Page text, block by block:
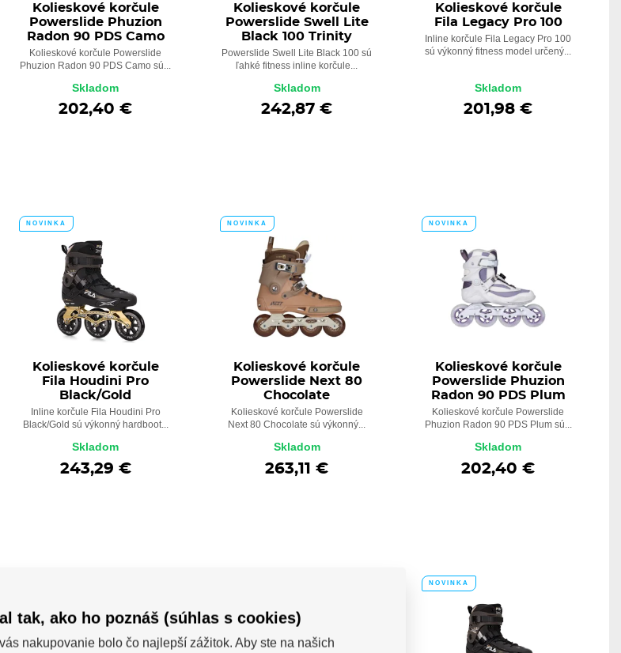
Kolieskové korčule
Powerslide Phuzion
Radon 90 PDS Camo
Kolieskové korčule Powerslide
Phuzion Radon 90 PDS Camo sú...
Skladom
202,40 €
Kolieskové korčule
Powerslide Swell Lite
Black 100 Trinity
Powerslide Swell Lite Black 100 sú
ľahké fitness inline korčule...
Skladom
242,87 €
Kolieskové korčule
Fila Legacy Pro 100
Inline korčule Fila Legacy Pro 100
sú výkonný fitness model určený...
Skladom
201,98 €
NOVINKA
Kolieskové korčule
Fila Houdini Pro
Black/Gold
Inline korčule Fila Houdini Pro
Black/Gold sú výkonný hardboot...
Skladom
243,29 €
NOVINKA
Kolieskové korčule
Powerslide Next 80
Chocolate
Kolieskové korčule Powerslide
Next 80 Chocolate sú výkonný...
Skladom
263,11 €
NOVINKA
Kolieskové korčule
Powerslide Phuzion
Radon 90 PDS Plum
Kolieskové korčule Powerslide
Phuzion Radon 90 PDS Plum sú...
Skladom
202,40 €
NOVINKA
tak, ako ho poznáš (súhlas s cookies)
nakupovanie bolo čo najlepší zážitok. Aby ste na našich